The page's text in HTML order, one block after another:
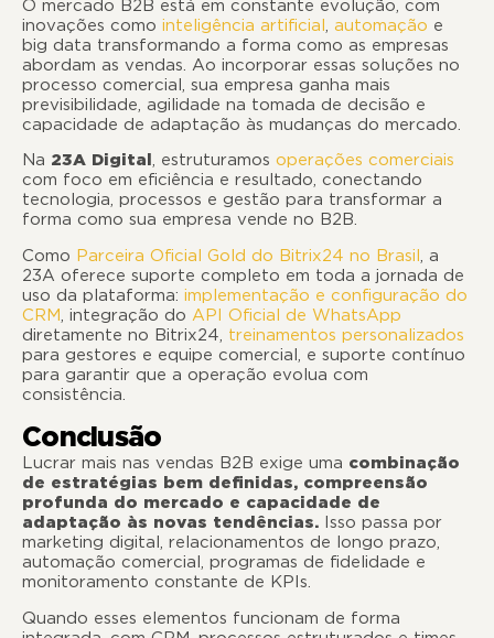
O mercado B2B está em constante evolução, com
inovações como inteligência artificial, automação e
big data transformando a forma como as empresas
abordam as vendas. Ao incorporar essas soluções no
processo comercial, sua empresa ganha mais
previsibilidade, agilidade na tomada de decisão e
capacidade de adaptação às mudanças do mercado.
Na 23A Digital , estruturamos operações comerciais
com foco em eficiência e resultado, conectando
tecnologia, processos e gestão para transformar a
forma como sua empresa vende no B2B.
Como Parceira Oficial Gold do Bitrix24 no Brasil, a
23A oferece suporte completo em toda a jornada de
uso da plataforma: implementação e configuração do
CRM, integração do API Oficial de WhatsApp
diretamente no Bitrix24, treinamentos personalizados
para gestores e equipe comercial, e suporte contínuo
para garantir que a operação evolua com
consistência.
Conclusão
Lucrar mais nas vendas B2B exige uma combinação
de estratégias bem definidas, compreensão
profunda do mercado e capacidade de
adaptação às novas tendências. Isso passa por
marketing digital, relacionamentos de longo prazo,
automação comercial, programas de fidelidade e
monitoramento constante de KPIs.
Quando esses elementos funcionam de forma